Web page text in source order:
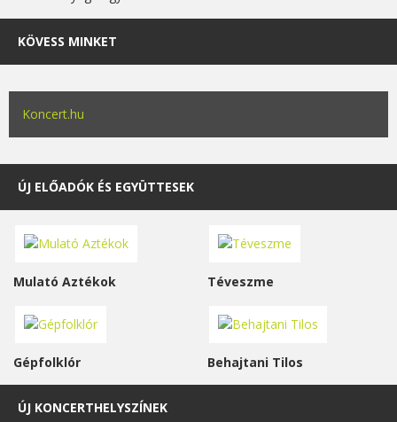
KÖVESS MINKET
Koncert.hu
ÚJ ELŐADÓK ÉS EGYÜTTESEK
Mulató Aztékok Téveszme
Gépfolklór Behajtani Tilos
ÚJ KONCERTHELYSZÍNEK